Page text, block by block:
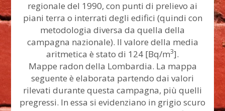
regionale del 1990, con punti di prelievo ai
piani terra o interrati degli edifici (quindi con
metodologia diversa da quella della
campagna nazionale). Il valore della media
aritmetica è stato di 124 [Bq/m3].
Mappe radon della Lombardia. La mappa
seguente è elaborata partendo dai valori
rilevati durante questa campagna, più quelli
pregressi. In essa si evidenziano in grigio scuro